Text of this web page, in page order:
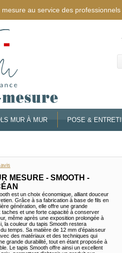
au service des professionnels
MUR À MUR POSE &
avis
MESURE - SMOOTH -
est un choix économique, alliant douceur
Grâce à sa fabrication à base de fils en
génération, elle offre une grande
taches et une forte capacité à conserver
même après une exposition prolongée à
la couleur du tapis Smooth restera
temps. Sa matière de 12 mm d’épaisseur
des matériaux et des techniques qui
grande durabilité, tout en étant proposée à
Le tapis Smooth offre ainsi un excellent